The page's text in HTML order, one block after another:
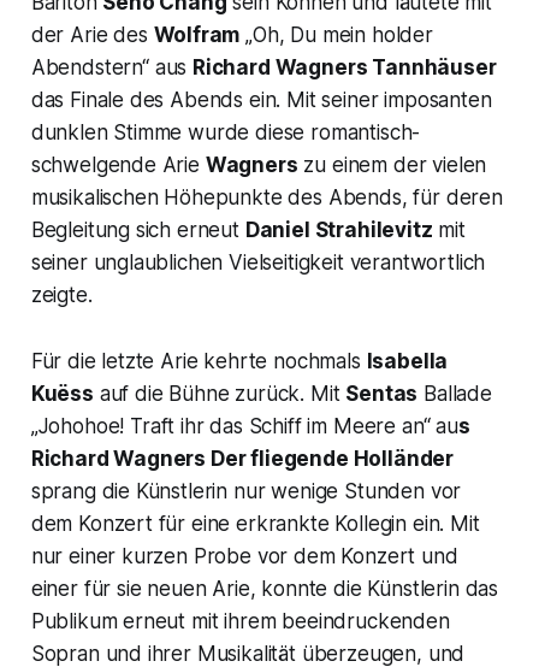
der Arie des Wolfram „Oh, Du mein holder
Abendstern“aus Richard Wagners Tannhäuser
das Finale des Abends ein. Mit seiner imposanten
dunklen Stimme wurde diese romantisch-
schwelgende Arie Wagners zu einem der vielen
musikalischen Höhepunkte des Abends, für deren
Begleitung sich erneut Daniel Strahilevitz mit
seiner unglaublichen Vielseitigkeit verantwortlich
zeigte.
Für die letzte Arie kehrte nochmals Isabella
Kuëss auf die Bühne zurück. Mit Sentas Ballade
„Johohoe! Traft ihr das Schiff im Meere an“aus
Richard Wagners Der fliegende Holländer
sprang die Künstlerin nur wenige Stunden vor
dem Konzert für eine erkrankte Kollegin ein. Mit
nur einer kurzen Probe vor dem Konzert und
einer für sie neuen Arie, konnte die Künstlerin das
Publikum erneut mit ihrem beeindruckenden
Sopran und ihrer Musikalität überzeugen, und